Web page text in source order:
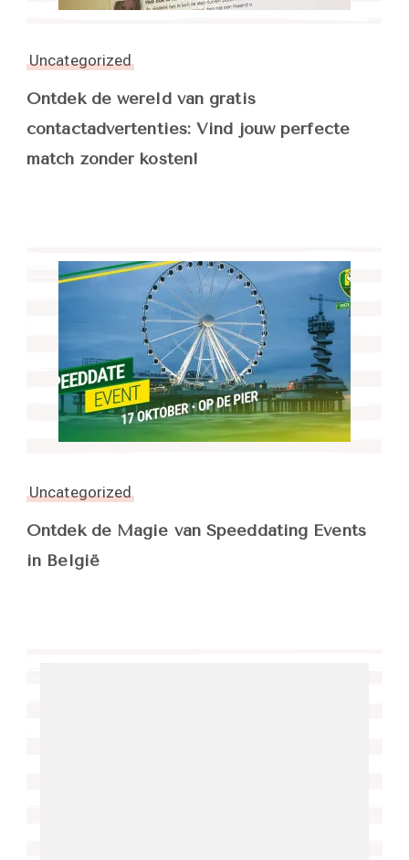
Uncategorized
Ontdek de wereld van gratis
contactadvertenties: Vind jouw perfecte
match zonder kosten!
Uncategorized
Ontdek de Magie van Speeddating Events
in België